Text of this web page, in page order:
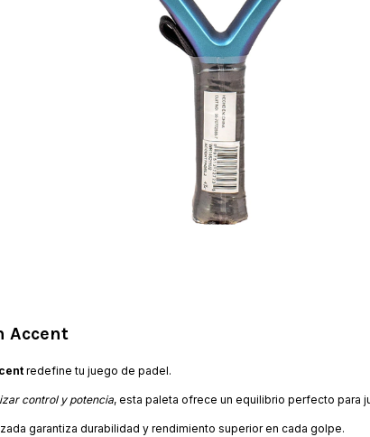
Accent
redefine tu juego de padel.
control y potencia, esta paleta ofrece un equilibrio perfecto para
garantiza durabilidad y rendimiento superior en cada golpe.